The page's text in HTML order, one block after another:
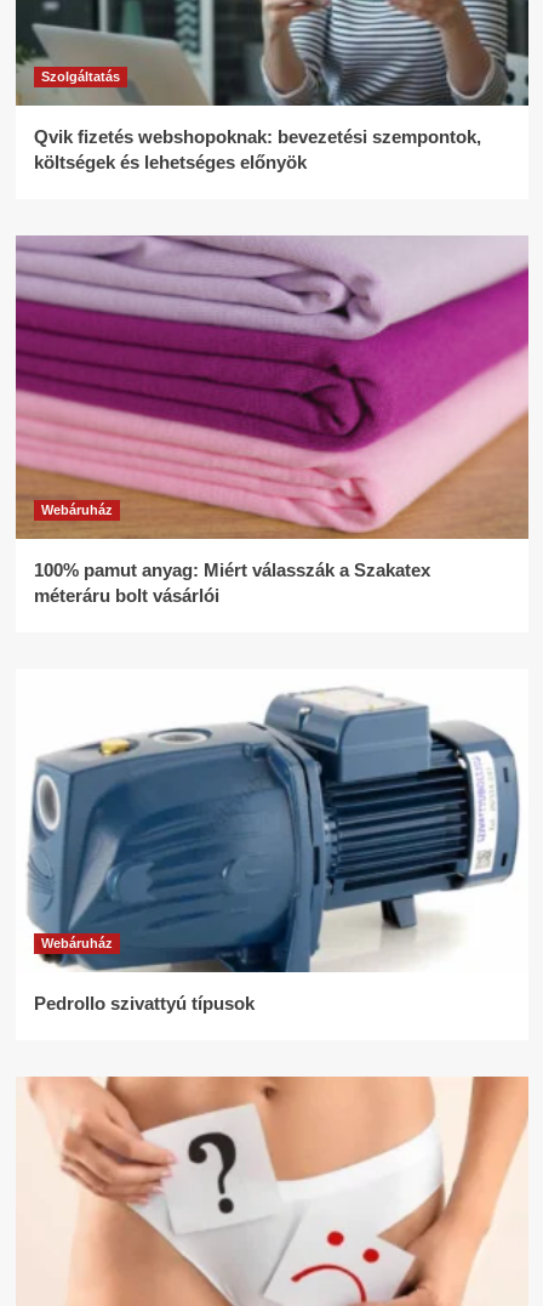
Szolgáltatás
Qvik fizetés webshopoknak: bevezetési szempontok,
költségek és lehetséges előnyök
Webáruház
100% pamut anyag: Miért válasszák a Szakatex
méteráru bolt vásárlói
Webáruház
Pedrollo szivattyú típusok